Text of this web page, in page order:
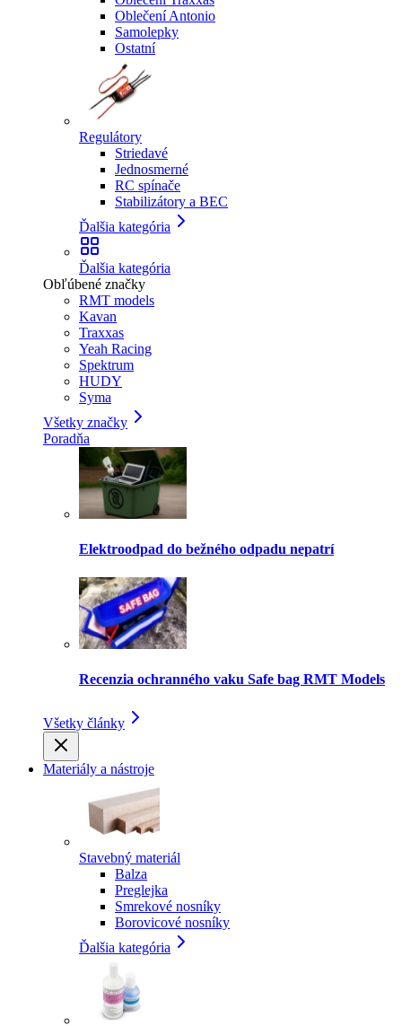
Oblečení Antonio
Samolepky
Ostatní
Regulátory
Striedavé
Jednosmerné
RC spínače
Stabilizátory a BEC
Ďalšia kategória
Ďalšia kategória
Obľúbené značky
RMT models
Kavan
Traxxas
Yeah Racing
Spektrum
HUDY
Syma
Všetky značky
Poradňa
Elektroodpad do bežného odpadu nepatrí
Recenzia ochranného vaku Safe bag RMT Models
Všetky články
Materiály a nástroje
Stavebný materiál
Balza
Preglejka
Smrekové nosníky
Borovicové nosníky
Ďalšia kategória